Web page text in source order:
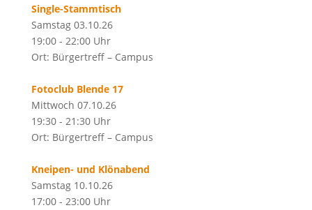
Single-Stammtisch
Samstag 03.10.26
19:00 - 22:00 Uhr
Ort: Bürgertreff – Campus
Fotoclub Blende 17
Mittwoch 07.10.26
19:30 - 21:30 Uhr
Ort: Bürgertreff – Campus
Kneipen- und Klönabend
Samstag 10.10.26
17:00 - 23:00 Uhr